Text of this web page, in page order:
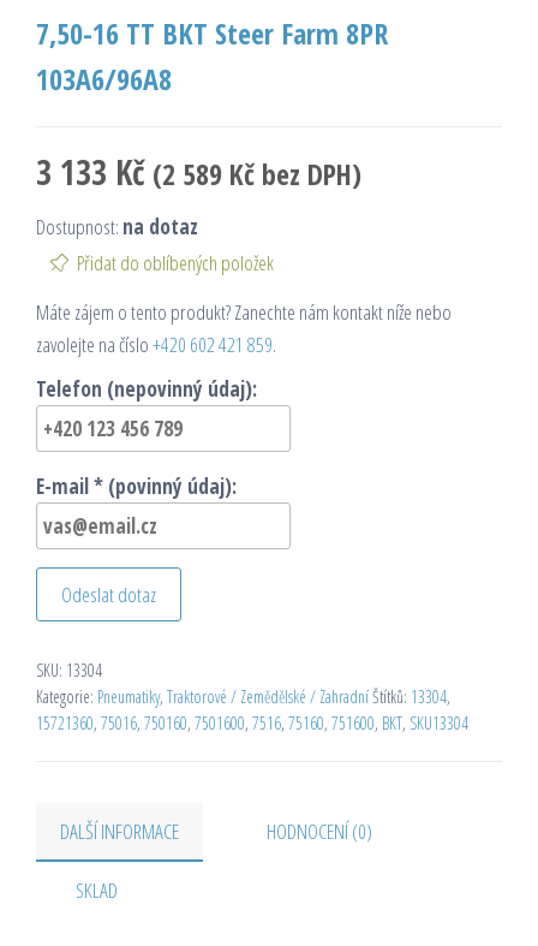
7,50-16 TT BKT Steer Farm 8PR
103A6/96A8
3 133 Kč (2 589 Kč bez DPH)
Dostupnost: na dotaz
Přidat do oblíbených položek
Máte zájem o tento produkt? Zanechte nám kontakt níže nebo
zavolejte na číslo+420 602 421 859.
Telefon (nepovinný údaj):
E-mail * (povinný údaj):
Odeslat dotaz
SKU: 13304
Kategorie: Pneumatiky, Traktorové / Zemědělské / ZahradníŠtítků: 13304,
15721360, 75016, 750160, 7501600, 7516, 75160, 751600, BKT, SKU13304
DALŠÍ INFORMACE HODNOCENÍ (0)
SKLAD